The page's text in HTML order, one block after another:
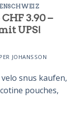
3.90 –
UPS!
PER JOHANSSON